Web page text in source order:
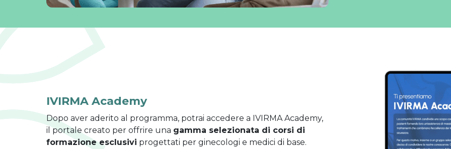
IVIRMA Academy
Dopo aver aderito al programma, potrai accedere a IVIRMA Academy,
il portale creato per offrire una gamma selezionata di corsi di
formazione esclusivi progettati per ginecologi e medici di base.